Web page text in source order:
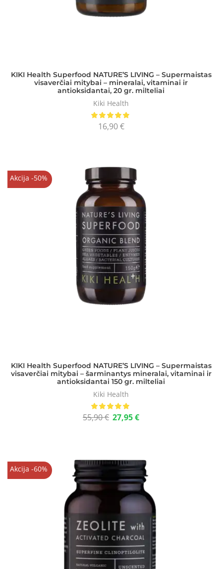
KIKI Health Superfood NATURE’S LIVING – Supermaistas
visaverčiai mitybai – mineralai, vitaminai ir
antioksidantai, 20 gr. milteliai
Kiki Health
16,90€
Akcija -50%
KIKI Health Superfood NATURE’S LIVING – Supermaistas
visaverčiai mitybai – šarminantys mineralai, vitaminai ir
antioksidantai 150 gr. milteliai
Kiki Health
55,90€ 27,95€
Akcija -60%